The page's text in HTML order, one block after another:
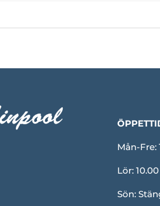
Mån-Fre:
Lör:
Sön: